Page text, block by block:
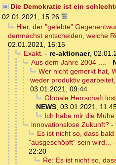
Die Demokratie ist ein
02.01.2021, 15:26
Hier, der "gelebte"
demnächst entscheiden, welche
02.01.2021, 16:15
Exakt. - re-aktionaer,
Aus dem Jahre 2004 .... -
Wer nicht gemerkt hat,
weder produktiv
03.01.2021, 09:44
Globale Herrschaft
NEWS, 03.01.2021,
Ich habe mir die Mühe
innovationslose Zukunft?-
Es ist nicht so, dass
"ausgeschöpft" sein wird... -
22:20
Re: Es ist nicht so,